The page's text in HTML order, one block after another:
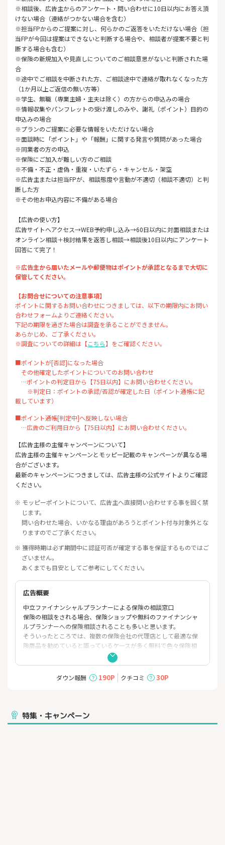
※相談後、広告主からのアンケート・問い合わせに10日以内にお答え頂
けない場合（連絡がつかない場合を含む）
※担当FPからのご提案に対し、何らかのご返答をいただけない場合（担
当FPが今回は提案はできないと判断する場合や、相談者が提案不要と判
断する場合も含む）
※保険の新規加入や見直しについてのご相談意思がないと判断された場
合
※途中でご相談を中断された方、ご相談途中で連絡が取れなくなった方
（1か月以上ご返信の無い方等）
※学生、無職（専業主婦・主夫は除く）の方からの申込みの場合
※情報収集やパンフレットの受け渡しのみや、謝礼（ポイント）目的の
申込みの場合
※プランのご提案に必要な情報をいただけない場合
※面談時に「ポイント」や「報酬」に関する発言や質問があった場合
※同業者の方の申込
※保険にご加入が難しい方のご相談
※不備・不正・虚偽・重複・いたずら・キャンセル・架空
※広告主または担当FPが、相談態度や言動が不適切（相談不適切）と判
断した方
※その他お申込内容に不備がある場合
【広告の使い方】
広告サイトへアクセス→WEB予約申し込み→60日以内に対面相談または
オンライン相談＋検討結果を返答し相談→相談後10日以内にアンケート
回答にて完了！
※広告主から届いたメールや郵便物はポイントが承認となるまで大切に
保管してください。
【お問合せについての注意事項】
ポイントに関するお問い合わせにつきましては、以下の期限内にお問い
合わせフォームよりご連絡ください。
下記の期限を過ぎた場合は調査を承ることができません。
あらかじめ、ご了承ください。
※調査についての詳細は【こちら】をご確認ください。
■ポイントが[否認]になった場合
その他確定したポイントについてのお問い合わせ
…ポイントの判定日から【75日以内】にお問い合わせください。
※判定日：ポイントの承認/否認が確定した日（ポイント通帳に記
載しています）
■ポイント通帳[判定中]へ反映しない場合
…広告のご利用日から【75日以内】にお問い合わせください。
【広告主様の主催キャンペーンについて】
広告主様の主催キャンペーンとモッピー記載のキャンペーンが異なる場
合がございます。
最新のキャンペーンにつきましては、広告主様の公式サイトよりご確認
ください。
※ モッピーポイントについて、広告主へ直接問い合わせする事を固く禁
じます。
問い合わせた場合、いかなる理由があろうとポイント付与対象外とな
りますのでご了承ください。
※ 獲得時期は必ず期間中に認証可否が確定する事を保証するものではご
ざいません。
あくまでも目安としてご参考にしてください。
広告概要
中立ファイナンシャルプランナーによる保険の相談窓口
保険の相談をされる場合、保険ショップや無料のファイナンシャ
ルプランナーへの保険相談されることも多いと思います。
そういったところでは、複数の保険会社の代理店として最適な保
険商品を勧めていると謳っているケースが多く無料で色々保険相
談でき、相談者に合った保険商品を紹介してくれることもありま
す。
ただ、保険相談で、公的保障の説明がない場合や、相談者のライ
フプランも作成せずに保険が必要だと説明したり、必要だったと
を勧めるケースもあったりします。
「FPによる保険の相談窓口」では、まずは中立・公平なファイナ
ダウン報酬 190P クチコミ 30P
特集・キャンペーン